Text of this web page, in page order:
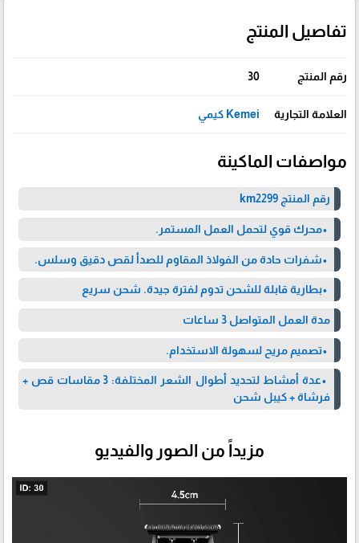
تفاصيل المنتج
رقم المنتج 30
العلامة التجارية Kemei كيمي
مواصفات الماكينة
رقم المنتج km2299
•محرك قوي لتحمل العمل المستمر.
•شفرات حادة من الفولاذ المقاوم للصدأ لقص دقيق وسلس.
•بطارية قابلة للشحن تدوم لفترة جيدة. شحن سريع
مدة العمل المتواصل 3 ساعات
•تصميم مريح لسهولة الاستخدام.
•عدة أمشاط لتحديد أطوال الشعر المختلفة: 3 مقاسات قص +
فرشاة + كيبل شحن
مزيداً من الصور والفيديو